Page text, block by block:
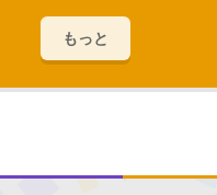
もっと